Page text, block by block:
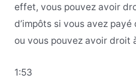
effet, vous pouvez avoir
d’impôts si vous avez
ou vous pouvez avoir droit
1:53